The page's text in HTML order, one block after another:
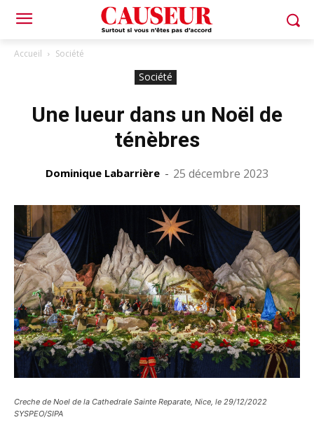
Accueil Société
Société
Une lueur dans un Noël de
ténèbres
Dominique Labarrière - 25 décembre 2023
Creche de Noel de la Cathedrale Sainte Reparate, Nice, le 29/12/2022
SYSPEO/SIPA